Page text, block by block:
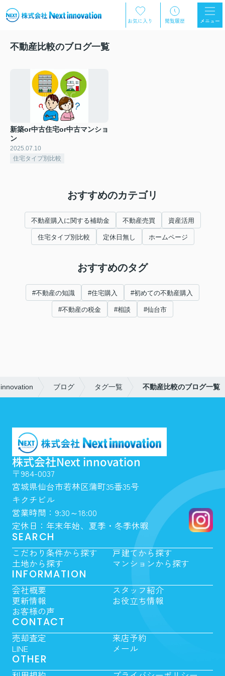
不動産比較のブログ一覧
新築or中古住宅or中古マンショ
ン
2025.07.10
住宅タイプ別比較
おすすめのカテゴリ
不動産購入に関する補助金 不動産売買 資産活用
住宅タイプ別比較 定休日無し ホームページ
おすすめのタグ
#不動産の知識 #住宅購入 #初めての不動産購入
#不動産の税金 #相談 #仙台市
ブログ タグ一覧 不動産比較のブログ一覧
株式会社Next innovation
〒984-0037
宮城県仙台市若林区蒲町35番35号
キクチビル
営業時間：9:30～18:00
定休日：年末年始、夏季・冬季休暇
SEARCH
こだわり条件から探す
戸建てから探す
土地から探す
マンションから探す
INFORMATION
会社概要
スタッフ紹介
更新情報
お役立ち情報
お客様の声
CONTACT
売却査定
来店予約
LINE
メール
OTHER